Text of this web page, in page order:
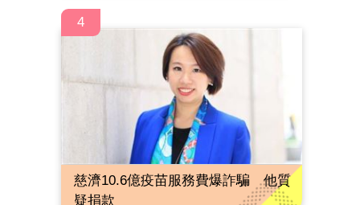
4
慈濟10.6億疫苗服務費爆詐騙 他質
疑捐款